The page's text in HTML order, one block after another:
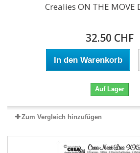
Crealies ON THE MOVE
32.50 CHF
In den Warenkorb
Auf Lager
Zum Vergleich hinzufügen